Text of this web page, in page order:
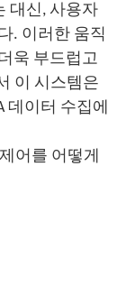
대신, 사용자
. 이러한 움직
욱 부드럽고
이 시스템은
데이터 수집에